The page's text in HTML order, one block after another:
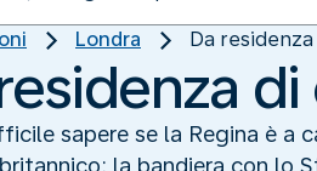
Londra Da
sapere se la Regina è a
la bandiera con lo